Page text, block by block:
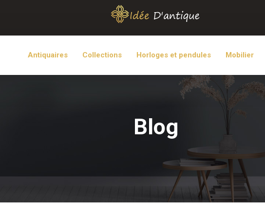
Antiquaires Collections Horloges et pendules Mobilier
Blog